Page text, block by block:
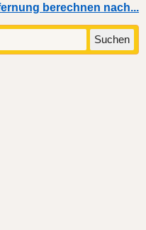
berechnen nach...